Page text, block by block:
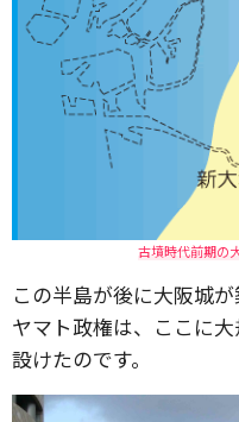
古墳時代前期の
この半島が後に大阪城
ヤマト政権は、ここに
設けたのです。